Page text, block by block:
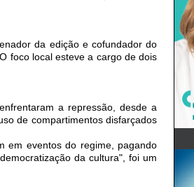
da edição e cofundador do
foco local esteve a cargo de dois
a repressão, desde a
de compartimentos disfarçados
em eventos do regime, pagando
da cultura", foi um